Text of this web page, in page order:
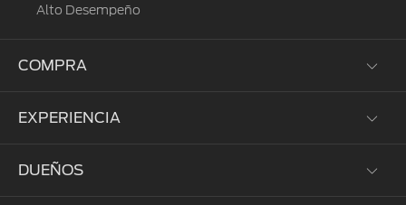
Alto Desempeño
COMPRA
Prueba de Manejo
Brochures
EXPERIENCIA
Corporativo
DUEÑOS